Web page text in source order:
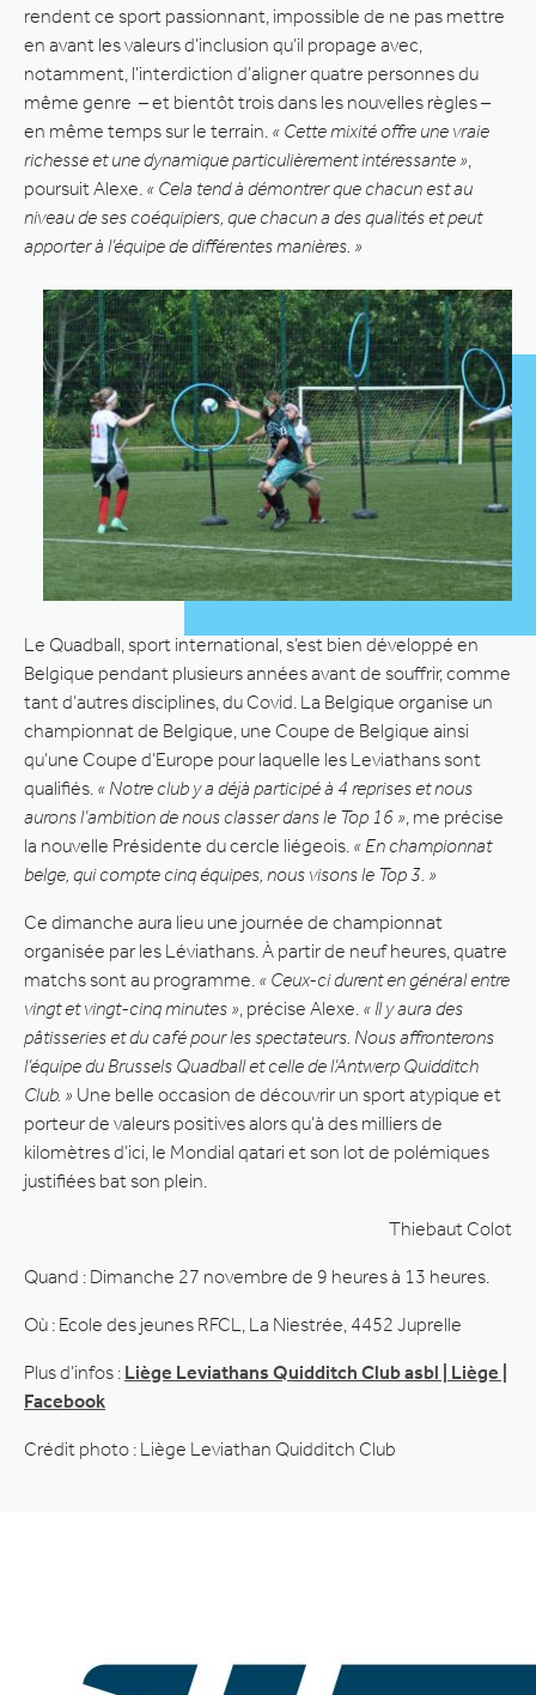
rendent ce sport passionnant, impossible de ne pas mettre
en avant les valeurs d’inclusion qu’il propage avec,
notamment, l’interdiction d’aligner quatre personnes du
même genre – et bientôt trois dans les nouvelles règles –
en même temps sur le terrain. « Cette mixité offre une vraie
richesse et une dynamique particulièrement intéressante »
poursuit Alexe. « Cela tend à démontrer que chacun est au
niveau de ses coéquipiers, que chacun a des qualités et peut
apporter à l’équipe de différentes manières. »
Le Quadball, sport international, s’est bien développé en
Belgique pendant plusieurs années avant de souffrir, comme
tant d’autres disciplines, du Covid. La Belgique organise un
championnat de Belgique, une Coupe de Belgique ainsi
qu’une Coupe d’Europe pour laquelle les Leviathans sont
qualifiés. « Notre club y a déjà participé à 4 reprises et nous
aurons l’ambition de nous classer dans le Top 16 » , me précise
la nouvelle Présidente du cercle liégeois. « En championnat
belge, qui compte cinq équipes, nous visons le Top 3. »
Ce dimanche aura lieu une journée de championnat
organisée par les Léviathans. À partir de neuf heures, quatre
matchs sont au programme. « Ceux-ci durent en général entre
vingt et vingt-cinq minutes » , précise Alexe. « Il y aura des
pâtisseries et du café pour les spectateurs. Nous affronterons
l’équipe du Brussels Quadball et celle de l’Antwerp Quidditch
Club. » Une belle occasion de découvrir un sport atypique et
porteur de valeurs positives alors qu’à des milliers de
kilomètres d’ici, le Mondial qatari et son lot de polémiques
justifiées bat son plein.
Thiebaut Colot
Quand : Dimanche 27 novembre de 9 heures à 13 heures.
Où : Ecole des jeunes RFCL, La Niestrée, 4452 Juprelle
Plus d’infos : Liège Leviathans Quidditch Club asbl | Liège |
Facebook
Crédit photo : Liège Leviathan Quidditch Club